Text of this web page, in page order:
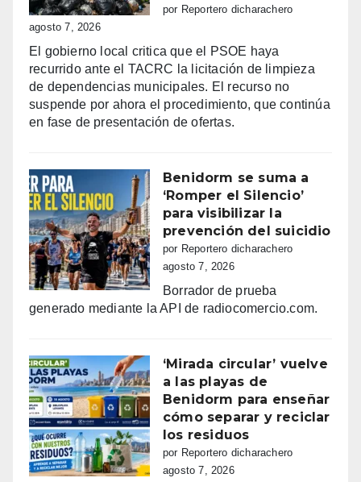
por Reportero dicharachero
agosto 7, 2026
El gobierno local critica que el PSOE haya
recurrido ante el TACRC la licitación de limpieza
de dependencias municipales. El recurso no
suspende por ahora el procedimiento, que continúa
en fase de presentación de ofertas.
Benidorm se suma a
‘Romper el Silencio’
para visibilizar la
prevención del suicidio
por Reportero dicharachero
agosto 7, 2026
Borrador de prueba
generado mediante la API de radiocomercio.com.
‘Mirada circular’ vuelve
a las playas de
Benidorm para enseñar
cómo separar y reciclar
los residuos
por Reportero dicharachero
agosto 7, 2026